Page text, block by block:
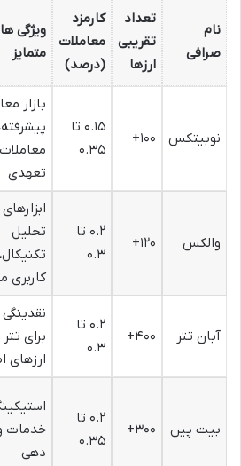
نام
صرافی
تعداد
تقریبی
ارزها
کارمزد
معاملات
(درصد)
ویژگی
متمایز
نوبیتکس ۱۰۰+
۰.۱۵ تا
۰.۳۵
بازار
معاملات
تعهدی
والکس ۱۲۰+
۰.۲ تا
۰.۳
ابزارهای
تحلیل
کاربری
آبان تتر ۴۰۰+
۰.۲ تا
۰.۳
نقدینگی
برای
ارزهای
بیت پین ۳۰۰+
۰.۲ تا
۰.۳۵
خدمات
دهی